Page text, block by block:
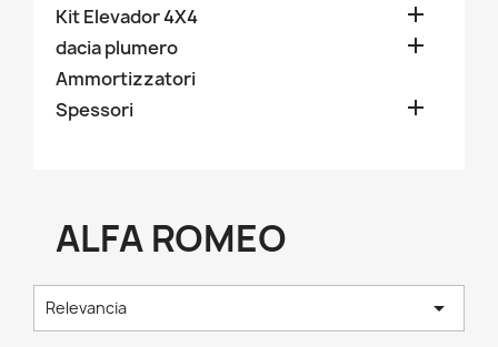
Kit Elevador 4X4 
dacia plumero 
Ammortizzatori
Spessori

ALFA ROMEO
Relevancia 